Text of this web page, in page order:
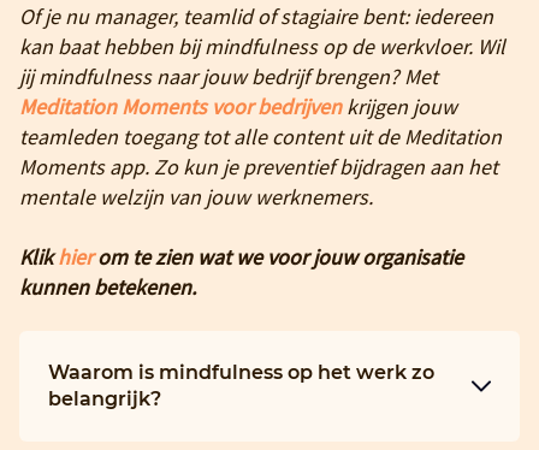
Of je nu manager, teamlid of stagiaire bent: iedereen
kan baat hebben bij mindfulness op de werkvloer. Wil
jij mindfulness naar jouw bedrijf brengen? Met
Meditation Moments voor bedrijvenkrijgen jouw
teamleden toegang tot alle content uit de Meditation
Moments app. Zo kun je preventief bijdragen aan het
mentale welzijn van jouw werknemers.
Klikhierom te zien wat we voor jouw organisatie
kunnen betekenen.
Waarom is mindfulness op het werk zo
belangrijk?